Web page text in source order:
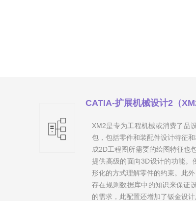
CATIA-扩展机械设计2（
XM2是专为工程机械或消费了品
包，包括零件和装配件设计特征
成2D工程图所需要的绘图特征也
提供高级的面向3D设计的功能。
形化的方式理解零件的约束。此
存在规则数据库中的知识来保证
的需求，此配置还增加了钣金设计